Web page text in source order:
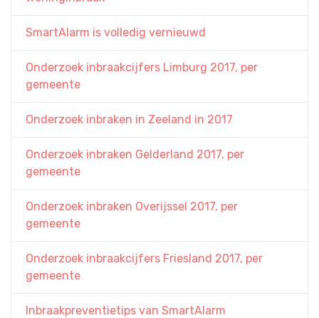
SmartAlarm is volledig vernieuwd
Onderzoek inbraakcijfers Limburg 2017, per
gemeente
Onderzoek inbraken in Zeeland in 2017
Onderzoek inbraken Gelderland 2017, per
gemeente
Onderzoek inbraken Overijssel 2017, per
gemeente
Onderzoek inbraakcijfers Friesland 2017, per
gemeente
Inbraakpreventietips van SmartAlarm